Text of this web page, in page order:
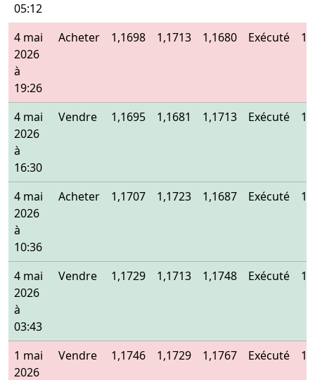
05:12
4 mai
2026
à
19:26
Acheter 1,1698 1,1713 1,1680 Exécuté
4 mai
2026
à
16:30
Vendre 1,1695 1,1681 1,1713 Exécuté
4 mai
2026
à
10:36
Acheter 1,1707 1,1723 1,1687 Exécuté
4 mai
2026
à
03:43
Vendre 1,1729 1,1713 1,1748 Exécuté
1 mai
2026
Vendre 1,1746 1,1729 1,1767 Exécuté